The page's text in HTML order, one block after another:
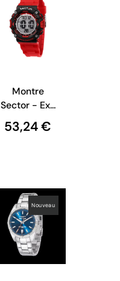
Montre
Sector - Ex-
32 - Silicone
Noir et
53,24 €
Nouveau